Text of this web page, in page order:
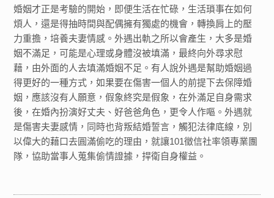
婚姻才正是考驗的開始，即便生活在忙碌，生活瑣事在如何
煩人，還是得抽時間與配偶擁有獨處的機會，轉換肩上的壓
力重擔，培養夫妻情感。外遇出軌之所以會產生，大多是婚
姻不滿足，可能是心理或身體沒被填滿，最終向外尋求慰
藉，由外面的人去填滿婚姻不足。有人說外遇是幫助婚姻過
得更好的一種方式，如果要在傷害一個人的前提下去保障婚
姻，應該沒有人願意，假象終究是假象，在外滿足自身需求
後，在婚內扮演好丈夫、好爸爸角色，更令人作嘔。外遇就
是傷害夫妻感情，同時也背叛結婚誓言，觸犯法律底線，別
以偉大的藉口去圓滿偷吃的理由，就讓101徵信社率領專業團
隊，協助當事人蒐集偷情證據，捍衛自身權益。